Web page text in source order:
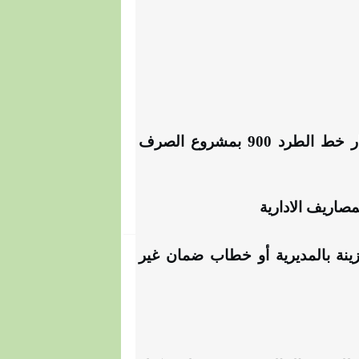
تعلن مديرية الطرق والنقل عن مناقصة عامة رد الشئ لاصله لمسار خط الطرد 900 بمشروع الصرف
الادارية
بالمديرية أو خطاب ضمان غير